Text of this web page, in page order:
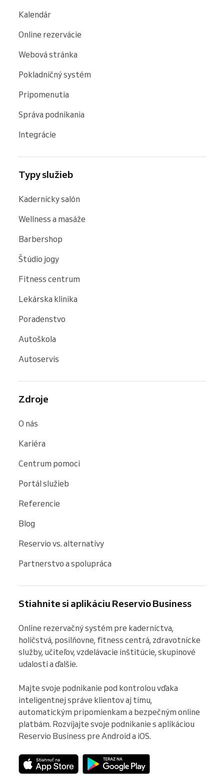
Kalendár
Online rezervácie
Webová stránka
Pokladničný systém
Pripomenutia
Správa podnikania
Integrácie
Typy služieb
Kadernícky salón
Wellness a masáže
Barbershop
Štúdio jogy
Fitness centrum
Lekárska klinika
Poradenstvo
Autoškola
Autoservis
Zdroje
O nás
Kariéra
Centrum pomoci
Portál služieb
Referencie
Blog
Reservio vs. alternatívy
Partnerstvo a spolupráca
Stiahnite si aplikáciu Reservio Business
Online rezervačný systém pre kaderníctva,
holičstvá, posilňovne, fitness centrá, zdravotnícke
služby, učiteľov, vzdelávacie inštitúcie, skupinové
udalosti a ďalšie.
Majte svoje podnikanie pod kontrolou vďaka
inteligentnej správe klientov aj tímu,
automatickým pripomienkam a bezpečným online
platbám. Rozvíjajte svoje podnikanie s aplikáciou
Reservio Business pre Android a iOS.